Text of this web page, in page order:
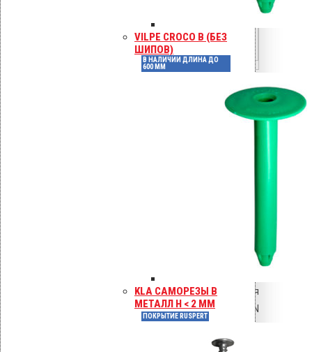
VILPE CROCO B (БЕЗ
ШИПОВ)
В НАЛИЧИИ ДЛИНА ДО
600 ММ
KLA САМОРЕЗЫ В
МЕТАЛЛ H < 2 ММ
ПОКРЫТИЕ RUSPERT
Высокая несущая способность,
винты d=6–8 мм
Согласно СП 64.13330.2017
(актуализированная редакция
СНиП II-25-80) и Eurocode 5 (EN
крепежа для
мембранной кровлиюбелей